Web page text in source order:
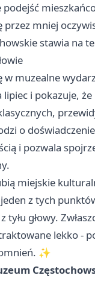
podejść
przez mniej
stawia na
w muzealne
lipiec i pokazuje,
o
i pozwala
miejskie
z tych
głowy.
lekko -
✨